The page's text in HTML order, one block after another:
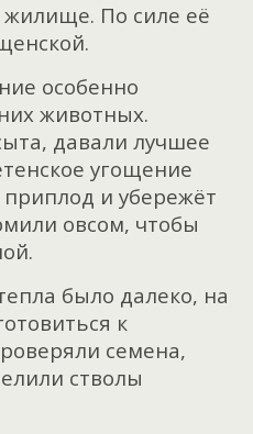
По силе её
особенно
животных.
давали лучшее
угощение
и убережёт
овсом, чтобы
было далеко, на
к
семена,
стволы